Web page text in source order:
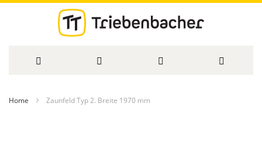
Home Zaunfeld Typ 2. Breite 1970 mm